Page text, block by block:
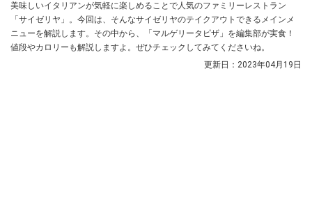
美味しいイタリアンが気軽に楽しめることで人気のファミリーレストラン
「サイゼリヤ」。今回は、そんなサイゼリヤのテイクアウトできるメインメ
ニューを解説します。その中から、「マルゲリータピザ」を編集部が実食！
値段やカロリーも解説しますよ。ぜひチェックしてみてくださいね。
更新日： 2023年04月19日